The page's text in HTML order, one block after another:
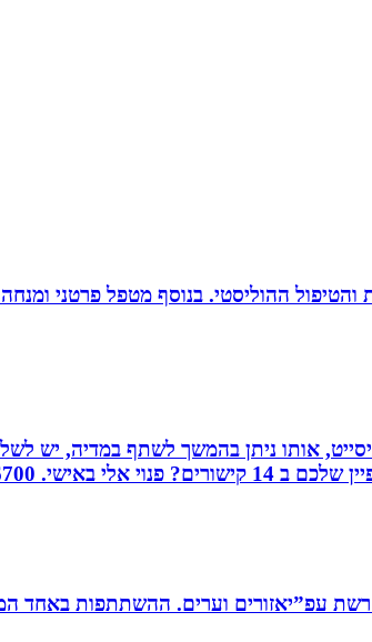
ההוליסטי. בנוסף מטפל פרטני ומנחה
אותו ניתן בהמשך לשתף במדיה, יש
0526626700
עפ”יאזורים וערים. ההשתתפות באחד